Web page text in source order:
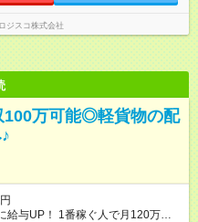
ジスコ株式会社
100万可能◎軽貨物の配
給与UP！ 1番稼ぐ人で月120万ほ